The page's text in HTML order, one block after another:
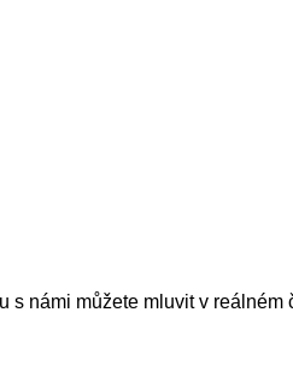
s námi můžete mluvit v reálném